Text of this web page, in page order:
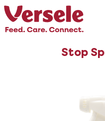
Stop